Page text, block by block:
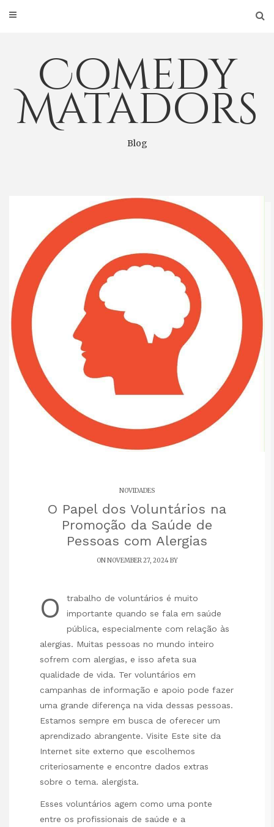
Comedy
Matadors
Blog
NOVIDADES
O Papel dos Voluntários na
Promoção da Saúde de
Pessoas com Alergias
ON NOVEMBER 27, 2024 BY
O
trabalho de voluntários é muito
importante quando se fala em saúde
pública, especialmente com relação às
alergias. Muitas pessoas no mundo inteiro
sofrem com alergias, e isso afeta sua
qualidade de vida. Ter voluntários em
campanhas de informação e apoio pode fazer
uma grande diferença na vida dessas pessoas.
Estamos sempre em busca de oferecer um
aprendizado abrangente. Visite Este site da
Internet site externo que escolhemos
criteriosamente e encontre dados extras
sobre o tema. alergista.
Esses voluntários agem como uma ponte
entre os profissionais de saúde e a